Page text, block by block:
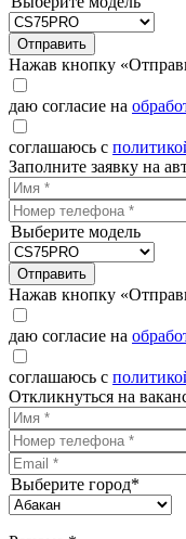
Отправить
Нажав кнопку
даю согласие на
соглашаюсь с
Заполните заявку на
Выберите модель
Отправить
Нажав кнопку
даю согласие на
соглашаюсь с
Откликнуться на
Выберите город*